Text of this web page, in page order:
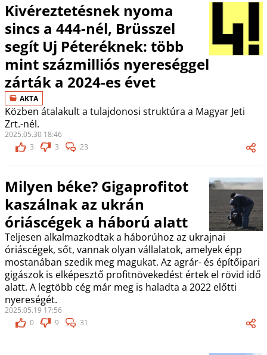
Kivéreztetésnek nyoma
sincs a 444-nél, Brüsszel
segít Uj Péteréknek: több
mint százmilliós nyereséggel
zárták a 2024-es évet
AKTA
Közben átalakult a tulajdonosi struktúra a Magyar Jeti
Zrt.-nél.
2025.05.30 18:46
3
3 23
Milyen béke? Gigaprofitot
kaszálnak az ukrán
óriáscégek a háború alatt
Teljesen alkalmazkodtak a háborúhoz az ukrajnai
óriáscégek, sőt, vannak olyan vállalatok, amelyek épp
mostanában szedik meg magukat. Az agrár- és építőipari
gigászok is elképesztő profitnövekedést értek el rövid idő
alatt. A legtöbb cég már meg is haladta a 2022 előtti
nyereségét.
2025.05.19 17:56
0
9 31